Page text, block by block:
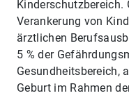
Verankerung von
ärztlichen
5 % der
Gesundheitsbereich,
Geburt im Rahmen